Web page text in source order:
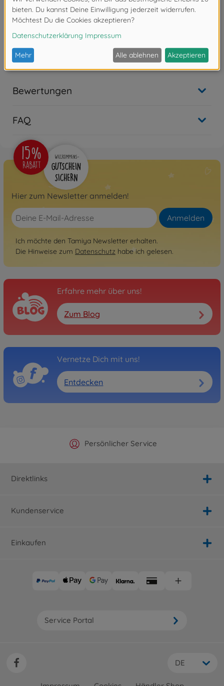
Archiv
1:10 RC Alfa Rom. Giulia
Sprint GTA M-06
300058486
Nicht mehr verfügbar
Bewertungen
FAQ
Hier zum Newsletter anmelden!
Anmelden
Ich möchte den Tamiya Newsletter erhalten.
Die Hinweise zum Datenschutz habe ich gelesen.
Erfahre mehr über uns!
Zum Blog
Vernetze Dich mit uns!
Entdecken
Offizieller Hersteller Shop
Persönlicher Service
Versandkostenfrei ab 25€
Schnelle Lieferung
Direktlinks
Kundenservice
Einkaufen
Service Portal
DE